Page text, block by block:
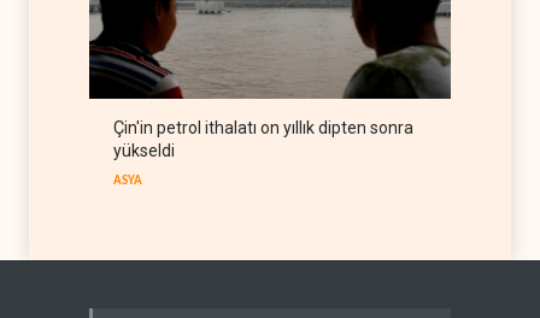
Çin'in petrol ithalatı on yıllık dipten sonra
yükseldi
ASYA